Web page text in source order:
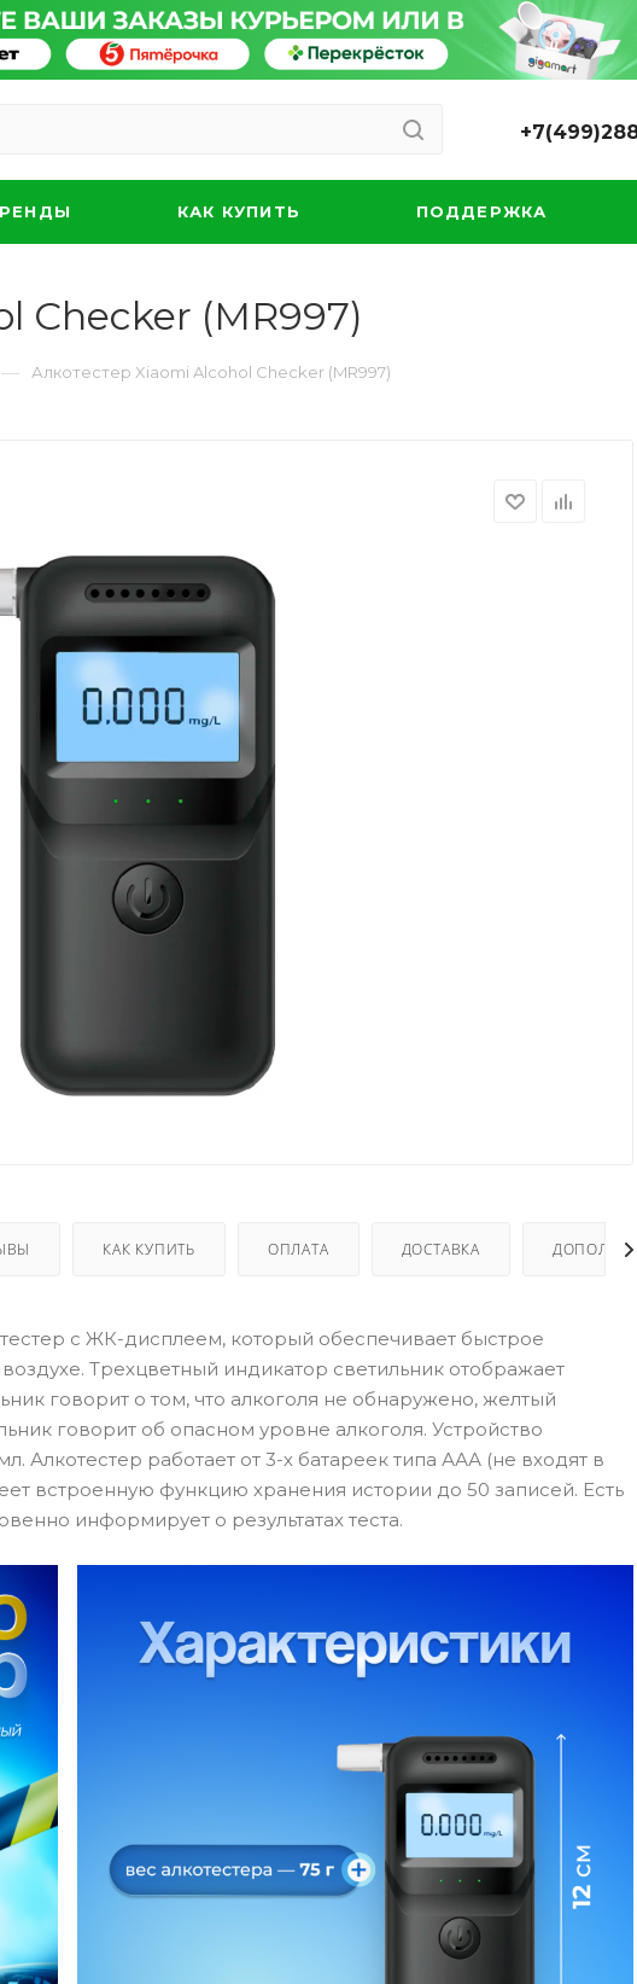
КАК КУПИТЬ ПОДДЕРЖКА
Checker (MR997)
— Алкотестер Xiaomi Alcohol Checker (MR997)
КАК КУПИТЬ ОПЛАТА ДОСТАВКА
с ЖК-дисплеем, который обеспечивает быстрое
Трехцветный индикатор светильник отображает
говорит о том, что алкоголя не обнаружено, желтый
говорит об опасном уровне алкоголя. Устройство
Алкотестер работает от 3-х батареек типа ААА (не входят в
встроенную функцию хранения истории до 50 записей. Есть
информирует о результатах теста.